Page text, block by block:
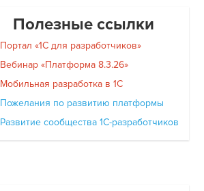
Полезные ссылки
Портал «1С для разработчиков»
Вебинар «Платформа 8.3.26»
Мобильная разработка в 1С
Пожелания по развитию платформы
Развитие сообщества 1С-разработчиков